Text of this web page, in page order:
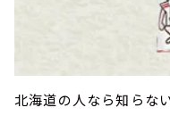
北海道の人なら知らな